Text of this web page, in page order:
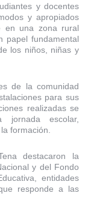
y docentes
y apropiados
en una zona rural
papel fundamental
los niños, niñas y
de la comunidad
para sus
realizadas se
jornada escolar,
formación.
destacaron la
y del Fondo
entidades
responde a las